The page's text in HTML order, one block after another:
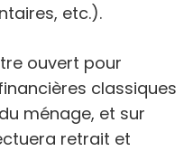
etc.).
ouvert pour
classiques
ménage, et sur
retrait et